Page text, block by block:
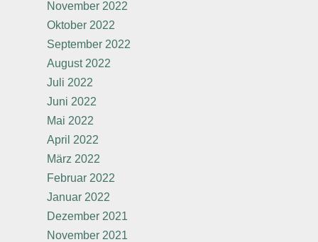
November 2022
Oktober 2022
September 2022
August 2022
Juli 2022
Juni 2022
Mai 2022
April 2022
März 2022
Februar 2022
Januar 2022
Dezember 2021
November 2021